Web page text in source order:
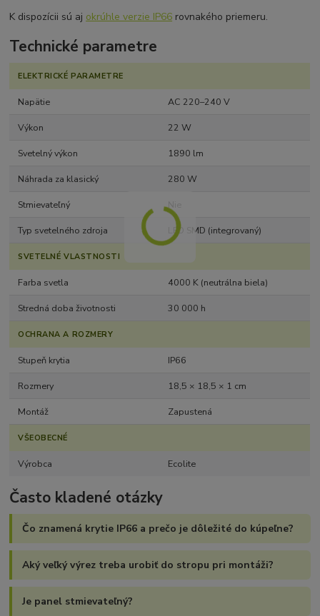
K dispozícii sú aj okrúhle verzie IP66 rovnakého priemeru.
Technické parametre
ELEKTRICKÉ PARAMETRE
Napätie AC 220–240 V
Výkon 22 W
Svetelný výkon 1890 lm
Náhrada za klasický 280 W
Stmievateľný Nie
Typ svetelného zdroja LED SMD (integrovaný)
SVETELNÉ VLASTNOSTI
Farba svetla 4000 K (neutrálna biela)
Stredná doba životnosti 30 000 h
OCHRANA A ROZMERY
Stupeň krytia IP66
Rozmery 18,5 × 18,5 × 1 cm
Montáž Zapustená
VŠEOBECNÉ
Výrobca Ecolite
Často kladené otázky
Čo znamená krytie IP66 a prečo je dôležité do kúpeľne?
Aký veľký výrez treba urobiť do stropu pri montáži?
Je panel stmievateľný?